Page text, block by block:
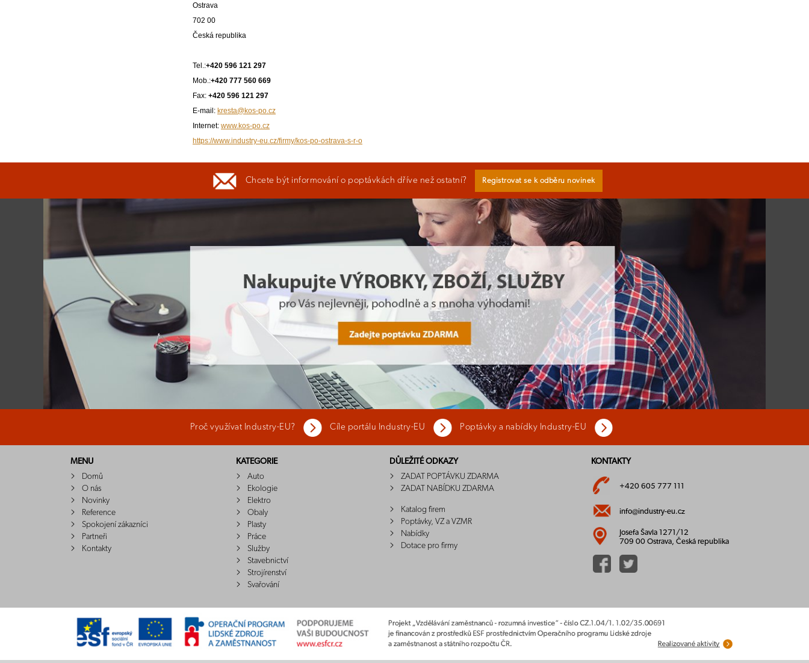
Ostrava
702 00
Česká republika
Tel.:+420 596 121 297
Mob.:+420 777 560 669
Fax: +420 596 121 297
E-mail: kresta@kos-po.cz
Internet: www.kos-po.cz
https://www.industry-eu.cz/firmy/kos-po-ostrava-s-r-o
Chcete být informování o poptávkách dříve než ostatní? Registrovat se k odběru novinek
Proč využívat Industry-EU? Cíle portálu Industry-EU Poptávky a nabídky Industry-EU
MENU
Domů
O nás
Novinky
Reference
Spokojení zákazníci
Partneři
Kontakty
KATEGORIE
Auto
Ekologie
Elektro
Obaly
Plasty
Práce
Služby
Stavebnictví
Strojírenství
Svařování
DŮLEŽITÉ ODKAZY
ZADAT POPTÁVKU ZDARMA
ZADAT NABÍDKU ZDARMA
Katalog firem
Poptávky, VZ a VZMR
Nabídky
Dotace pro firmy
KONTAKTY
+420 605 777 111
info@industry-eu.cz
Josefa Šavla 1271/12
709 00 Ostrava, Česká republika